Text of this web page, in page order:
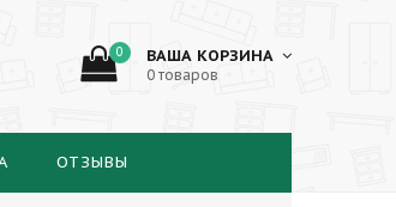
0 ВАША КОРЗИНА
0 товаров
ОТЗЫВЫ